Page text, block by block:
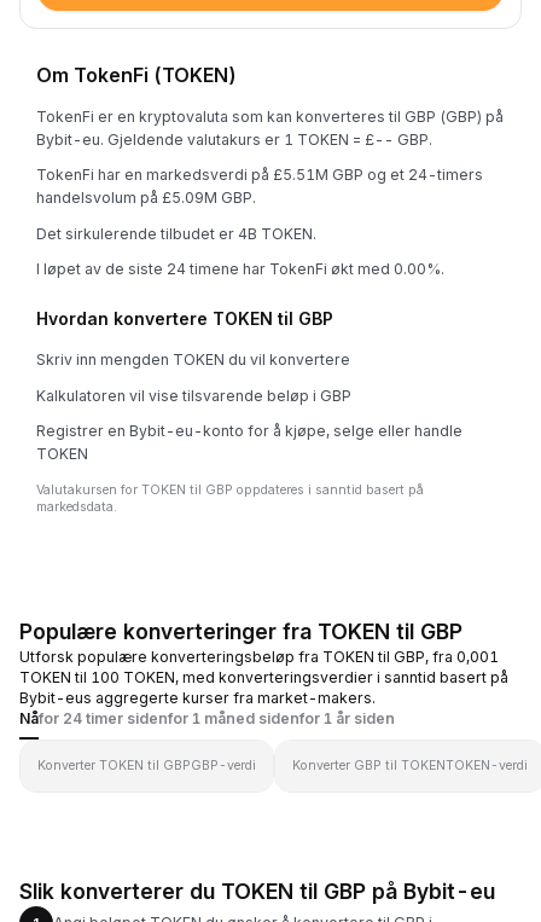
Om TokenFi (TOKEN)
TokenFi er en kryptovaluta som kan konverteres til GBP (GBP) på
Bybit-eu. Gjeldende valutakurs er 1 TOKEN = £-- GBP.
TokenFi har en markedsverdi på £5.51M GBP og et 24-timers
handelsvolum på £5.09M GBP.
Det sirkulerende tilbudet er 4B TOKEN.
I løpet av de siste 24 timene har TokenFi økt med 0.00%.
Hvordan konvertere TOKEN til GBP
Skriv inn mengden TOKEN du vil konvertere
Kalkulatoren vil vise tilsvarende beløp i GBP
Registrer en Bybit-eu-konto for å kjøpe, selge eller handle
TOKEN
Valutakursen for TOKEN til GBP oppdateres i sanntid basert på
markedsdata.
Populære konverteringer fra TOKEN til GBP
Utforsk populære konverteringsbeløp fra TOKEN til GBP, fra 0,001
TOKEN til 100 TOKEN, med konverteringsverdier i sanntid basert på
Bybit-eus aggregerte kurser fra market-makers.
Nåfor 24 timer sidenfor 1 måned sidenfor 1 år siden
Konverter TOKEN til GBPGBP-verdi Konverter GBP til TOKENTOKEN-verdi
Slik konverterer du TOKEN til GBP på Bybit-eu